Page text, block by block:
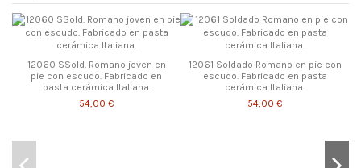
12060 SSold. Romano joven en
pie con escudo. Fabricado en
pasta cerámica Italiana.
54,00 €
12061 Soldado Romano en pie con
escudo. Fabricado en pasta
cerámica Italiana.
54,00 €